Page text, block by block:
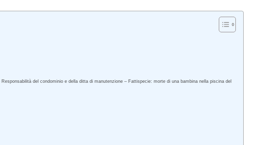
del condominio e della ditta di manutenzione – Fattispecie: morte di una bambina nella piscina del